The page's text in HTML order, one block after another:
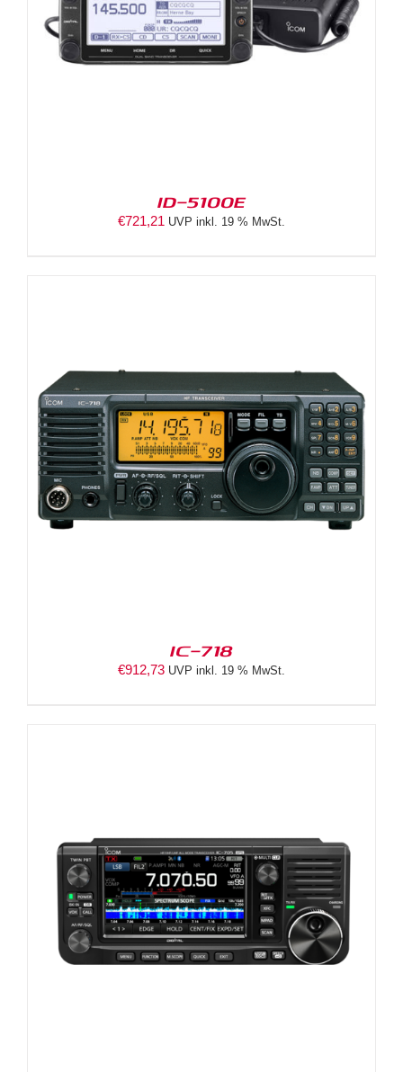
ID-5100E
€721,21 UVP inkl. 19 % MwSt.
IC-718
€912,73 UVP inkl. 19 % MwSt.